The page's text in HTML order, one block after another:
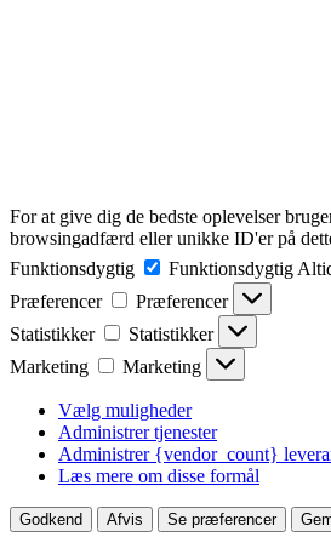
For at give dig de bedste oplevelser
browsingadfærd eller unikke ID'er på
Funktionsdygtig
Funktionsdygtig
Præferencer
Præferencer
Statistikker
Statistikker
Marketing
Marketing
Vælg muligheder
Administrer tjenester
Administrer {vendor_count}
Læs mere om disse formål
Godkend Afvis Se præferencer